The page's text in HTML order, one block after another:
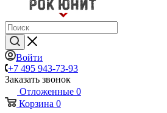
Войти
+7 495 943-73-93
Заказать звонок
Отложенные 0
Корзина 0